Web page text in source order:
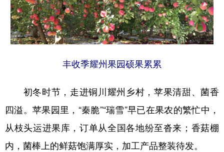
四川 贵州 云南 西藏
陕西 甘肃 青海 宁夏
丰收季耀州果园硕果累累
初冬时节，走进铜川耀州乡村，苹果清甜、菌香
四溢。苹果园里，“秦脆”“瑞雪”早已在果农的繁忙中，
从枝头运进果库，订单从全国各地纷至沓来；香菇棚
内，菌棒上的鲜菇饱满厚实，加工产品整装待发。